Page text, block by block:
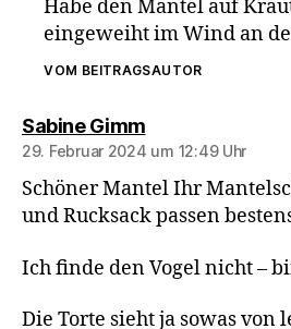
Habe den Mantel auf
eingeweiht im Wind an
VOM BEITRAGSAUTOR
Sabine Gimmsagt:
29. Februar 2024 um 12:49 Uhr
Schöner Mantel Ihr
und Rucksack passen
Ich finde den Vogel nicht –
Die Torte sieht ja sowas von